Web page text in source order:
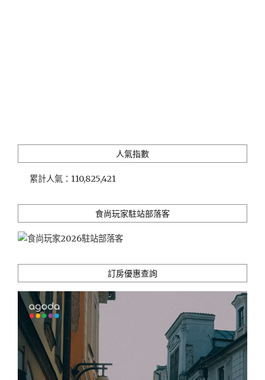
人氣指數
累計人氣： 110,825,421
食尚玩家駐站部落客
訂房優惠查詢